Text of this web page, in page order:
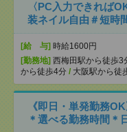
〈PC入力できれば
装ネイル自由＃短時
[給 与] 時給1600円
[勤務地] 西梅田駅から徒歩3
から徒歩4分 / 大阪駅から徒
《即日・単発勤務
＊選べる勤務時間＊